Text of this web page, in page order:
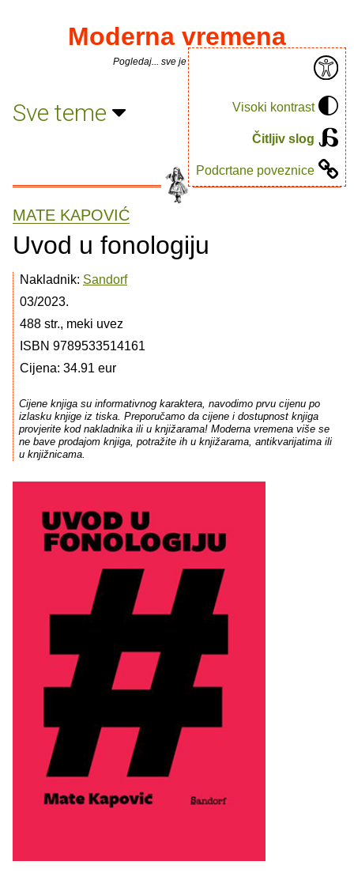
Visoki kontrast
Čitljiv slog
Podcrtane poveznice
Moderna vremena
Pogledaj... sve je puno knjiga.
Sve teme
MATE KAPOVIĆ
Uvod u fonologiju
Nakladnik: Sandorf
03/2023.
488 str., meki uvez
ISBN 9789533514161
Cijena: 34.91 eur
Cijene knjiga su informativnog karaktera, navodimo prvu cijenu po
izlasku knjige iz tiska. Preporučamo da cijene i dostupnost knjiga
provjerite kod nakladnika ili u knjižarama! Moderna vremena više se
ne bave prodajom knjiga, potražite ih u knjižarama, antikvarijatima ili
u knjižnicama.